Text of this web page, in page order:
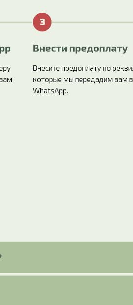
Внести предоплату
Внесите предоплату по
которые мы передадим вам в
WhatsApp.